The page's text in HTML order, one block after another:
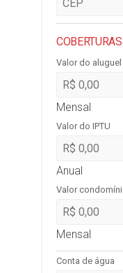
COBERTURAS
Valor do aluguel
Mensal
Valor do IPTU
Anual
Valor
Mensal
Conta de água